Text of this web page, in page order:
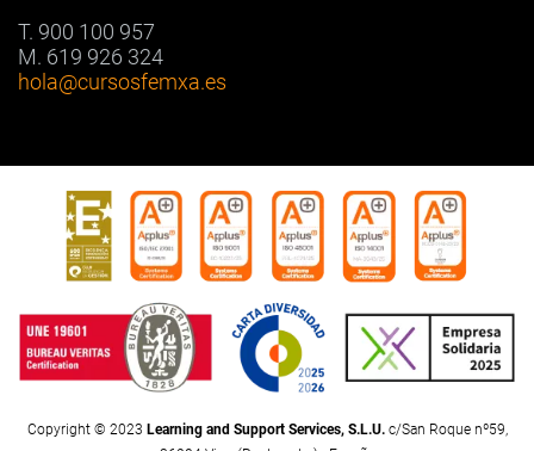
T. 900 100 957
M. 619 926 324
hola@cursosfemxa.es
Copyright © 2023 Learning and Support Services, S.L.U.c/San Roque nº59,